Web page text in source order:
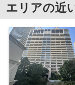
エリアの近